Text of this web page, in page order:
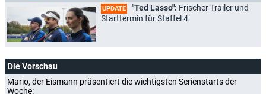
UPDATE "Ted Lasso": Frischer Trailer und
Starttermin für Staffel 4
Die Vorschau
Mario, der Eismann präsentiert die wichtigsten Serienstarts der
Woche: